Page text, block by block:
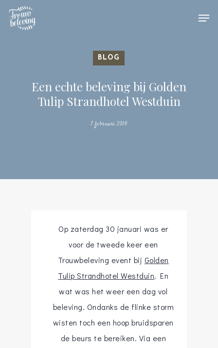
Hit enter to search or ESC to close
BLOG
Een echte beleving bij Golden
Tulip Strandhotel Westduin
7 februari 2016
Op zaterdag 30 januari was er
voor de tweede keer een
Trouwbeleving event bij Golden
Tulip Strandhotel Westduin. En
wat was het weer een dag vol
beleving. Ondanks de flinke storm
wisten toch een hoop bruidsparen
de beurs te bereiken. Via een